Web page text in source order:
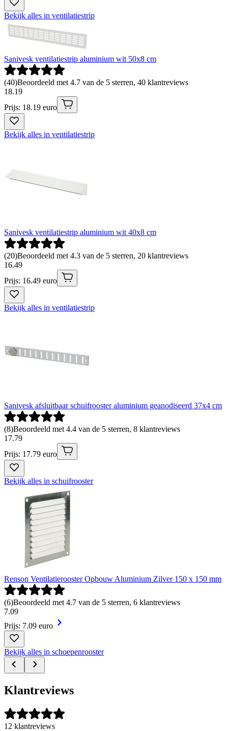
Bekijk alles in ventilatiestrip
Sanivesk ventilatiestrip aluminium wit 50x8 cm
(40)Beoordeeld met 4.7 van de 5 sterren, 40 klantreviews
18.19
Prijs: 18.19 euro
Bekijk alles in ventilatiestrip
Sanivesk ventilatiestrip aluminium wit 40x8 cm
(20)Beoordeeld met 4.3 van de 5 sterren, 20 klantreviews
16.49
Prijs: 16.49 euro
Bekijk alles in ventilatiestrip
Sanivesk afsluitbaar schuifrooster aluminium geanodiseerd 37x4 cm
(8)Beoordeeld met 4.4 van de 5 sterren, 8 klantreviews
17.79
Prijs: 17.79 euro
Bekijk alles in schuifrooster
Renson Ventilatierooster Opbouw Aluminium Zilver 150 x 150 mm
(6)Beoordeeld met 4.7 van de 5 sterren, 6 klantreviews
7.09
Prijs: 7.09 euro
Bekijk alles in schoepenrooster
Klantreviews
12 klantreviews